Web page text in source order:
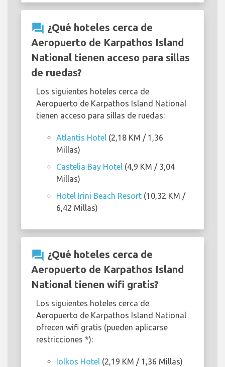
question_answer ¿Qué hoteles cerca de
Aeropuerto de Karpathos Island
National tienen acceso para sillas
de ruedas?
Los siguientes hoteles cerca de
Aeropuerto de Karpathos Island National
tienen acceso para sillas de ruedas:
Atlantis Hotel (2,18 KM / 1,36
Millas)
Castelia Bay Hotel (4,9 KM / 3,04
Millas)
Hotel Irini Beach Resort (10,32 KM /
6,42 Millas)
question_answer ¿Qué hoteles cerca de
Aeropuerto de Karpathos Island
National tienen wifi gratis?
Los siguientes hoteles cerca de
Aeropuerto de Karpathos Island National
ofrecen wifi gratis (pueden aplicarse
restricciones *):
Iolkos Hotel (2,19 KM / 1,36 Millas)